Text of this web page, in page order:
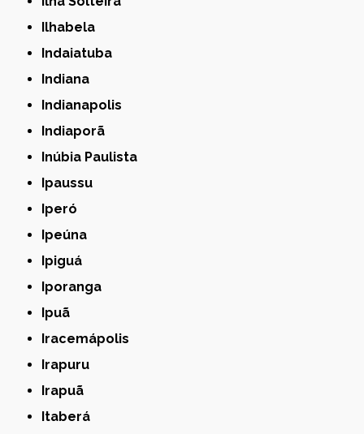
Ilhabela
Indaiatuba
Indiana
Indianapolis
Indiaporã
Inúbia Paulista
Ipaussu
Iperó
Ipeúna
Ipiguá
Iporanga
Ipuã
Iracemápolis
Irapuru
Irapuã
Itaberá